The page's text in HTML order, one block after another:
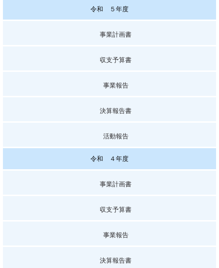
令和 ５年度
事業計画書
収支予算書
事業報告
決算報告書
活動報告
令和 ４年度
事業計画書
収支予算書
事業報告
決算報告書